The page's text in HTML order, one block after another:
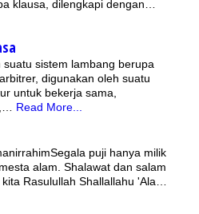
klausa, dilengkapi dengan…
suatu sistem lambang berupa
digunakan oleh suatu
untuk bekerja sama,
Read More...
puji hanya milik
alam. Shalawat dan salam
Rasulullah Shallallahu 'Ala…